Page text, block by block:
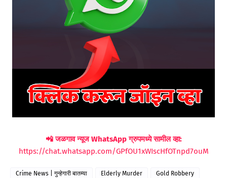
📲 जळगाव न्यूज WhatsApp ग्रुपमध्ये सामील व्हा:
https://chat.whatsapp.com/GPfOU1xWIscHfOTnpd7ouM
Crime News | गुन्हेगारी बातम्या Elderly Murder
Gold Robbery